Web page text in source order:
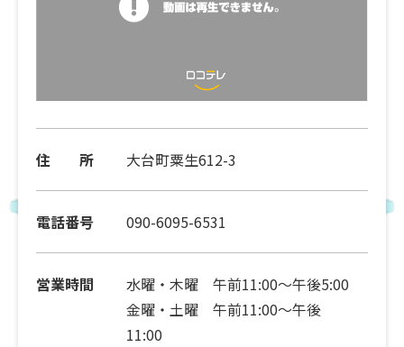
住 所 大台町粟生612-3
電話番号 090-6095-6531
営業時間
水曜・木曜 午前11:00～午後5:00
金曜・土曜 午前11:00～午後
11:00